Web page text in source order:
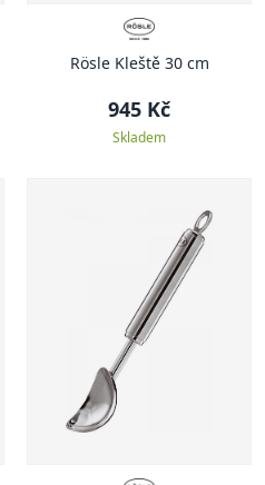
Rösle Kleště 30 cm
945 Kč
Skladem